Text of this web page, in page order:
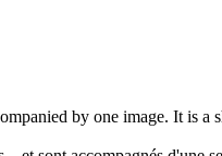
by one image. It is a